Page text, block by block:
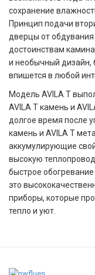
сохранение
Принцип подачи
дверцы от
достоинствам
и необычный дизайн,
впишется в любой
Модель AVILA T
AVILA T камень и
долгое время после
камень и AVILA T
аккумулирующие
высокую
быстрое
это
приборы, которые
тепло и уют.